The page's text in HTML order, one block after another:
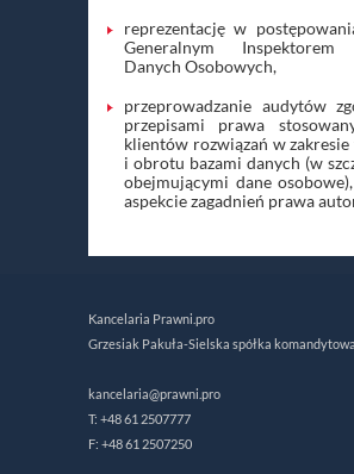
reprezentację w
Generalnym Inspektorem
Danych Osobowych,
przeprowadzanie audytów
przepisami prawa
klientów rozwiązań w
i obrotu bazami danych (w
obejmującymi dane
aspekcie zagadnień prawa
Kancelaria Prawni.pro
Grzesiak Pakuła-Sielska spółka komandytowa
kancelaria@prawni.pro
T: +48 61 2507777
F: +48 61 2507250